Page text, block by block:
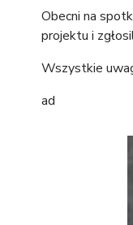
Obecni na
projektu i
Wszystkie
ad